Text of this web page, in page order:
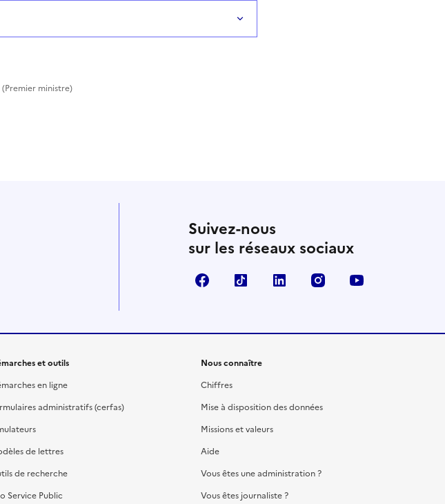
ministre)
Suivez-nous
sur les réseaux sociaux
FacebookTikTok LinkedIn Instagram
et outils
en ligne
administratifs (cerfas)
de lettres
de recherche
Service Public
Nous connaître
Chiffres
Mise à disposition des données
Missions et valeurs
Aide
Vous êtes une administration ?
Vous êtes journaliste ?